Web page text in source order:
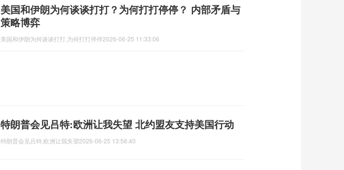
美国和伊朗为何谈谈打打？为何打打停停？ 内部矛盾与
策略博弈
美国和伊朗为何谈谈打打,为何打打停停2026-06-25 11:33:06
特朗普会见吕特:欧洲让我失望 北约盟友支持美国行动
特朗普会见吕特,欧洲让我失望2026-06-25 13:56:40